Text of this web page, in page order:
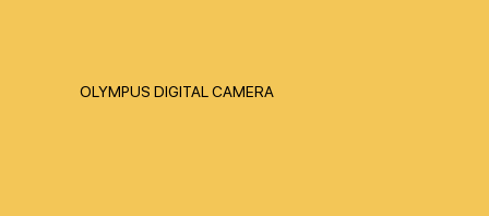
OLYMPUS DIGITAL CAMERA